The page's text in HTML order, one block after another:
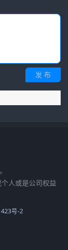
发 布
人或是公司权益
号-2